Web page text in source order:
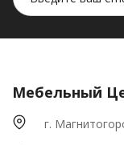
Мебельный
г.